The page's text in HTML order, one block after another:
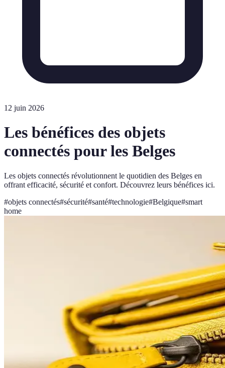
12 juin 2026
Les bénéfices des objets
connectés pour les Belges
Les objets connectés révolutionnent le quotidien des Belges en
offrant efficacité, sécurité et confort. Découvrez leurs bénéfices ici.
#objets connectés#sécurité#santé#technologie#Belgique#smart
home